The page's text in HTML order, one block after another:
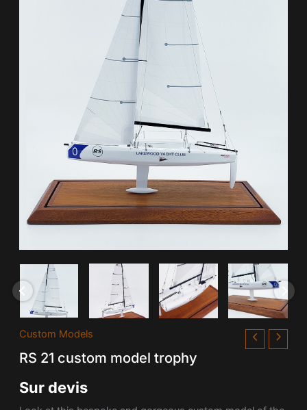
Custom Models
RS 21 custom model trophy
Sur devis